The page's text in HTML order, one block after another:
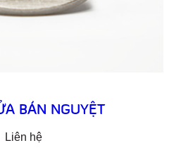
BÁN NGUYỆT
Liên hệ